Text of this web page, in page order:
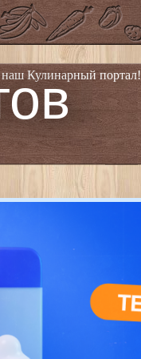
Кулинарный портал!